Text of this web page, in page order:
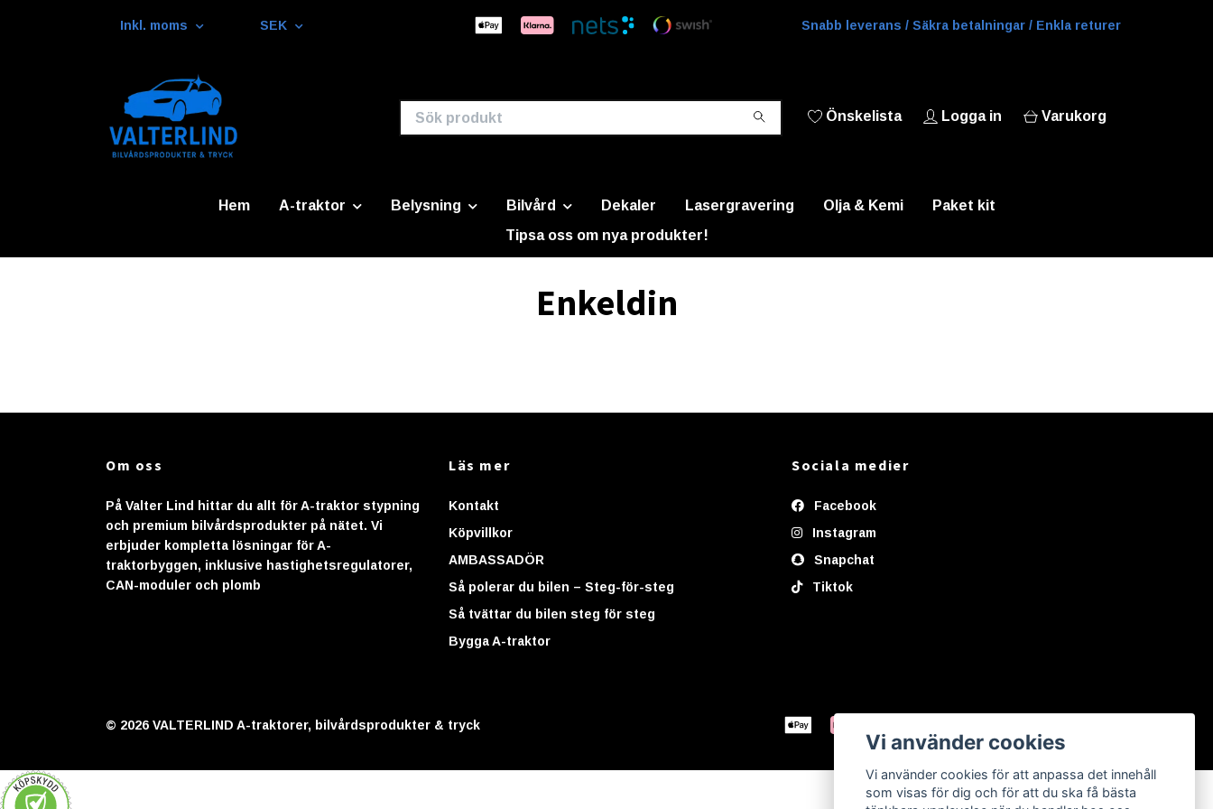
Inkl. moms SEK Snabb leverans / Säkra betalningar / Enkla returer
Önskelista Logga in Varukorg
Hem A-traktor Belysning Bilvård Dekaler Lasergravering Olja & Kemi
Paket kit
Tipsa oss om nya produkter!
Enkeldin
Om oss
På Valter Lind hittar du allt för A-traktor stypning
och premium bilvårdsprodukter på nätet. Vi
erbjuder kompletta lösningar för A-
traktorbyggen, inklusive hastighetsregulatorer,
CAN-moduler och plomb
Läs mer
Kontakt
Köpvillkor
AMBASSADÖR
Så polerar du bilen – Steg-för-steg
Så tvättar du bilen steg för steg
Bygga A-traktor
Sociala medier
Facebook
Instagram
Snapchat
Tiktok
© 2026 VALTERLIND A-traktorer, bilvårdsprodukter & tryck
Vi använder cookies
Vi använder cookies för att anpassa det innehåll
som visas för dig och för att du ska få bästa